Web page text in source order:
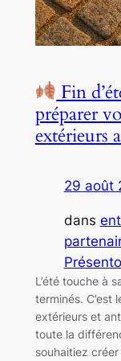
Fin
préparer
extérieurs
29 août
dans
L’été touche à
terminés. C’est
extérieurs et
toute la
souhaitiez